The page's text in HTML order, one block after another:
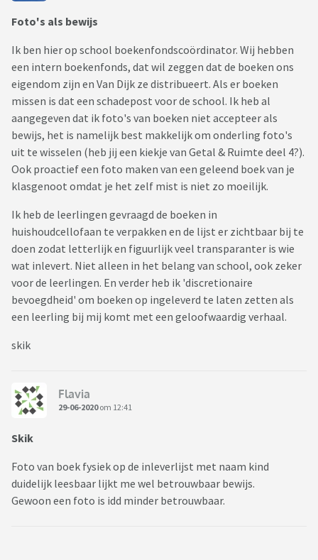
Foto's als bewijs
Ik ben hier op school boekenfondscoördinator. Wij hebben
een intern boekenfonds, dat wil zeggen dat de boeken ons
eigendom zijn en Van Dijk ze distribueert. Als er boeken
missen is dat een schadepost voor de school. Ik heb al
aangegeven dat ik foto's van boeken niet accepteer als
bewijs, het is namelijk best makkelijk om onderling foto's
uit te wisselen (heb jij een kiekje van Getal & Ruimte deel 4?).
Ook proactief een foto maken van een geleend boek van je
klasgenoot omdat je het zelf mist is niet zo moeilijk.
Ik heb de leerlingen gevraagd de boeken in
huishoudcellofaan te verpakken en de lijst er zichtbaar bij te
doen zodat letterlijk en figuurlijk veel transparanter is wie
wat inlevert. Niet alleen in het belang van school, ook zeker
voor de leerlingen. En verder heb ik 'discretionaire
bevoegdheid' om boeken op ingeleverd te laten zetten als
een leerling bij mij komt met een geloofwaardig verhaal.
skik
Flavia
29-06-2020om 12:41
Skik
Foto van boek fysiek op de inleverlijst met naam kind
duidelijk leesbaar lijkt me wel betrouwbaar bewijs.
Gewoon een foto is idd minder betrouwbaar.